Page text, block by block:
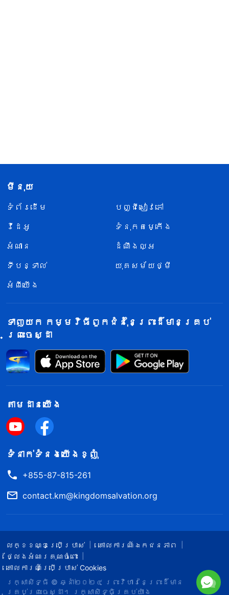
មីនុយ
ទំព័រ​ដើម
បញ្ជីសៀវភៅ
វីដេអូ
ទំនុកតម្កើង
អំណាន
ដំណឹងល្អ
ទីបន្ទាល់
យុគសម័យថ្មី
អំពីយើង
ទាញយក កម្មវិធីពួកជំនុំនៃព្រះដ៏មានគ្រប់
ព្រះចេស្ដា
តាម​ដាន​យើង​
ទំនាក់​ទំនង​យើង​ខ្ញុំ
+855-87-815-261
contact.km@kingdomsalvation.org
លក្ខខណ្ឌ​ប្រើប្រាស់​
គោលការណ៍ឯកជនភាព
ថ្លែងអំណរគុណចំពោះ
គោលការណ៍ប្រើប្រាស់ Cookies
រក្សាសិទ្ធិ © ឆ្នាំ២០២៤ ព្រះ​វិហារនៃព្រះដ៏មាន
គ្រប់ព្រះចេស្ដា។
រក្សាសិទ្ធិគ្រប់យ៉ាង